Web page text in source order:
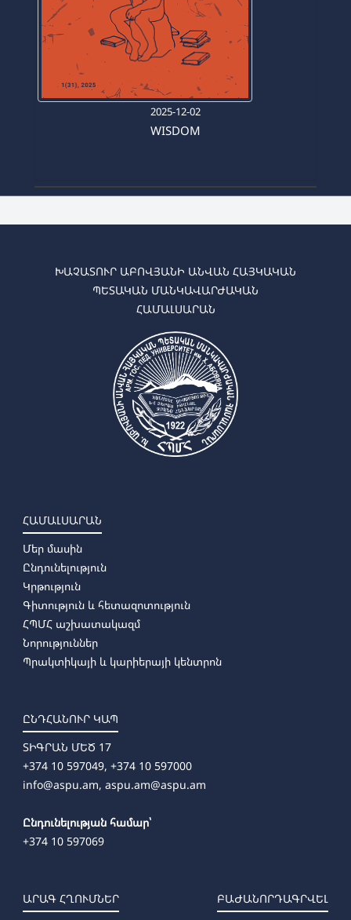
2025-12-02
WISDOM
ԽԱՉԱՏՈՒՐ ԱԲՈՎՅԱՆԻ ԱՆՎԱՆ ՀԱՅԿԱԿԱՆ
ՊԵՏԱԿԱՆ ՄԱՆԿԱՎԱՐԺԱԿԱՆ
ՀԱՄԱԼՍԱՐԱՆ
ՀԱՄԱԼՍԱՐԱՆ
Մեր մասին
Ընդունելություն
Կրթություն
Գիտություն և հետազոտություն
ՀՊՄՀ աշխատակազմ
Նորություններ
Պրակտիկայի և կարիերայի կենտրոն
ԸՆԴՀԱՆՈՒՐ ԿԱՊ
ՏԻԳՐԱՆ ՄԵԾ 17
+374 10 597049, +374 10 597000
info@aspu.am, aspu.am@aspu.am
Ընդունելության համար՝
+374 10 597069
ԱՐԱԳ ՀՂՈՒՄՆԵՐ
ԲԱԺԱՆՈՐԴԱԳՐՎԵԼ